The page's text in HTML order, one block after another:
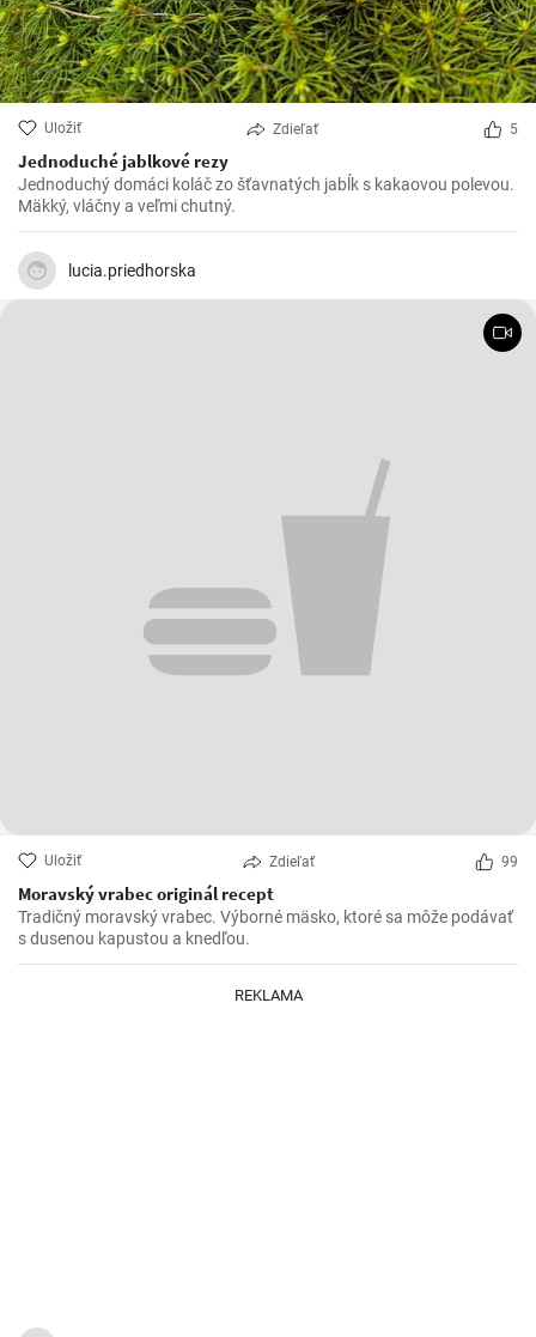
Uložiť Zdieľať 5
Jednoduché jablkové rezy
Jednoduchý domáci koláč zo šťavnatých jabĺk s kakaovou polevou.
Mäkký, vláčny a veľmi chutný.
lucia.priedhorska
Uložiť Zdieľať 99
Moravský vrabec originál recept
Tradičný moravský vrabec. Výborné mäsko, ktoré sa môže podávať
s dusenou kapustou a knedľou.
REKLAMA